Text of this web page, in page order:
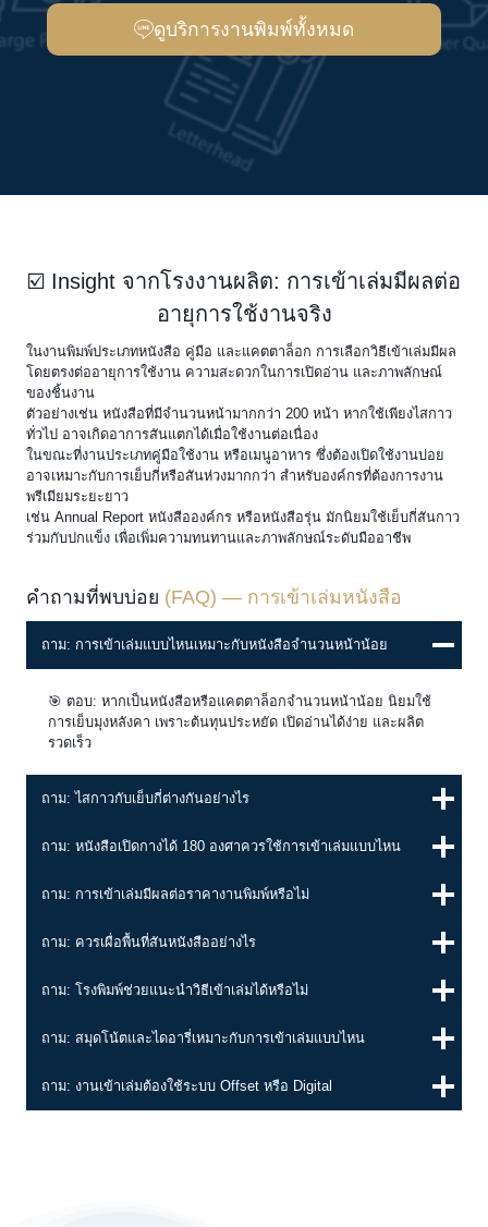
ดูบริการงานพิมพ์ทั้งหมด
☑️ Insight จากโรงงานผลิต: การเข้าเล่มมีผลต่อ
อายุการใช้งานจริง
ในงานพิมพ์ประเภทหนังสือ คู่มือ และแคตตาล็อก การเลือกวิธีเข้าเล่มมีผล
โดยตรงต่ออายุการใช้งาน ความสะดวกในการเปิดอ่าน และภาพลักษณ์
ของชิ้นงาน
ตัวอย่างเช่น หนังสือที่มีจำนวนหน้ามากกว่า 200 หน้า หากใช้เพียงไสกาว
ทั่วไป อาจเกิดอาการสันแตกได้เมื่อใช้งานต่อเนื่อง
ในขณะที่งานประเภทคู่มือใช้งาน หรือเมนูอาหาร ซึ่งต้องเปิดใช้งานบ่อย
อาจเหมาะกับการเย็บกี่หรือสันห่วงมากกว่า สำหรับองค์กรที่ต้องการงาน
พรีเมียมระยะยาว
เช่น Annual Report หนังสือองค์กร หรือหนังสือรุ่น มักนิยมใช้เย็บกี่สันกาว
ร่วมกับปกแข็ง เพื่อเพิ่มความทนทานและภาพลักษณ์ระดับมืออาชีพ
คำถามที่พบบ่อย (FAQ) — การเข้าเล่มหนังสือ
ถาม: การเข้าเล่มแบบไหนเหมาะกับหนังสือจำนวนหน้าน้อย
🎯 ตอบ: หากเป็นหนังสือหรือแคตตาล็อกจำนวนหน้าน้อย นิยมใช้
การเย็บมุงหลังคา เพราะต้นทุนประหยัด เปิดอ่านได้ง่าย และผลิต
รวดเร็ว
ถาม: ไสกาวกับเย็บกี่ต่างกันอย่างไร
ถาม: หนังสือเปิดกางได้ 180 องศาควรใช้การเข้าเล่มแบบไหน
ถาม: การเข้าเล่มมีผลต่อราคางานพิมพ์หรือไม่
ถาม: ควรเผื่อพื้นที่สันหนังสืออย่างไร
ถาม: โรงพิมพ์ช่วยแนะนำวิธีเข้าเล่มได้หรือไม่
ถาม: สมุดโน้ตและไดอารี่เหมาะกับการเข้าเล่มแบบไหน
ถาม: งานเข้าเล่มต้องใช้ระบบ Offset หรือ Digital